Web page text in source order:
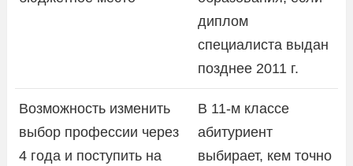
диплом
специалиста выдан
позднее 2011 г.
Возможность изменить
выбор профессии через
4 года и поступить на
В 11-м классе
абитуриент
выбирает, кем точно